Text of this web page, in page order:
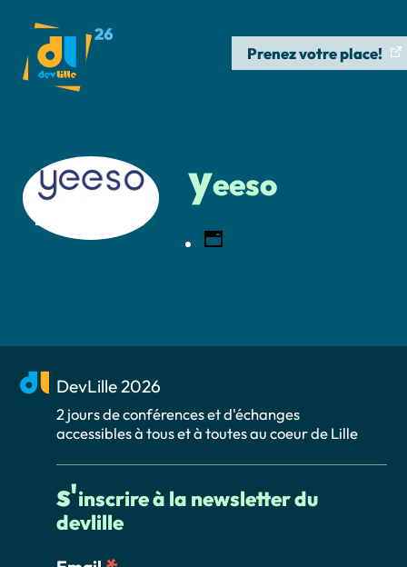
Prenez votre place!
yeeso
DevLille 2026
2 jours de conférences et d'échanges
accessibles à tous et à toutes au coeur de Lille
s'inscrire à la newsletter du
devlille